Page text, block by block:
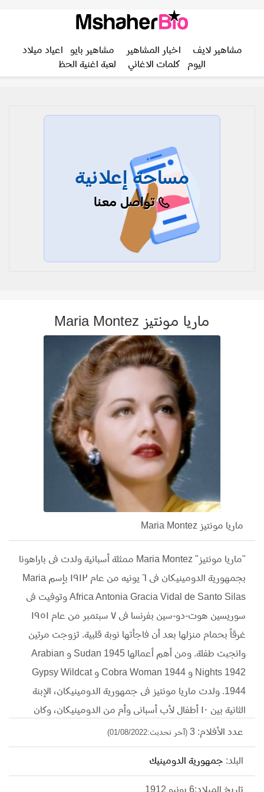
مشاهير لايف اخبار المشاهير مشاهير بايو
اعياد ميلاد
اليوم
كلمات الاغاني لعبة اغنية الحظ
مساحة إعلانية
تواصل معنا
ماريا مونتيز Maria Montez
ماريا مونتيز Maria Montez
"ماريا مونتيز" Maria Montez ممثلة أسبانية ولدت فى باراهونا
بجمهورية الدومينيكان فى ٦ يونيه من عام ١٩١٢ بإسم Maria
Africa Antonia Gracia Vidal de Santo Silas وتوفيت فى
سوريسين هوت-دو-سين بفرنسا فى ٧ سبتمبر من عام ١٩٥١
غرقاً بحمام منزلها بعد أن فاجأتها نوبة قلبية. تزوجت مرتين
وانجبت طفلة. ومن أهم أعمالها Sudan 1945 و Arabian
Nights 1942 و Cobra Woman 1944 و Gypsy Wildcat
1944. ولدت ماريا مونتيز فى جمهورية الدومينيكان، الإبنة
الثانية بين ١٠ أطفال لأب أسبانى وأم من الدومينيكان، وكان
والدها يعمل فى تصدير النسيج، ثم تم تعينه نائب قنصل
أسبانيا الفخرى فى جمهورية الدومينيكان، وتلقت تعليمها فى
دير القلب المقدس فى سانتا كروز، وعندما عين والدها
بالقنصلية الأسبانية فى بلفاست، لعبت بعض الادوار الثانوية فى
عدد الأفلام: 3 (آخر تحديث:01/08/2022)
البلد: جمهورية الدومينيك